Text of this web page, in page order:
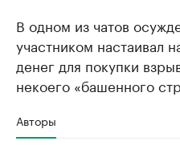
В одном из чатов
участником настаивал
денег для покупки
некоего «башенного
Авторы